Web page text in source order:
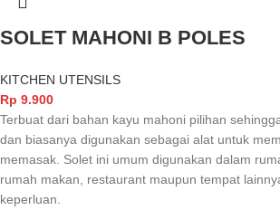
SOLET MAHONI B POLES
KITCHEN UTENSILS
Rp 9.900
Terbuat dari bahan kayu mahoni pilihan
dan biasanya digunakan sebagai alat untuk
memasak. Solet ini umum digunakan dalam
rumah makan, restaurant maupun tempat
keperluan.